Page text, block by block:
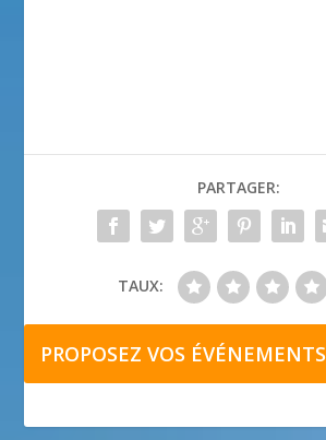
PARTAGER:
TAUX:
PROPOSEZ VOS ÉVÉNEMENTS